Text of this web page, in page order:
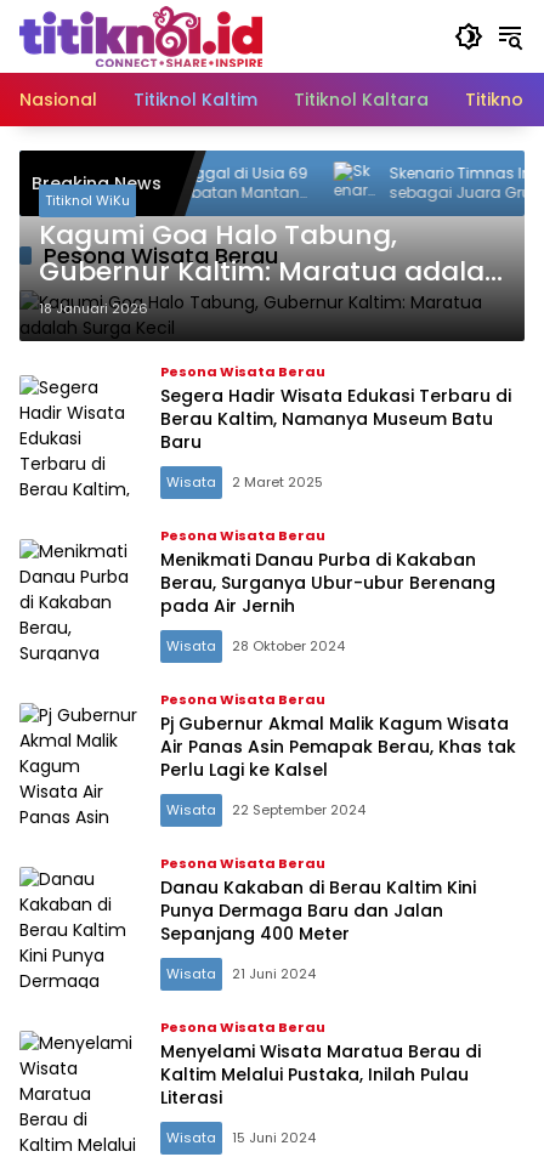
Langsung
konten
Nasional
Titiknol Kaltim Titiknol Kaltara Titiknol
Breaking News
Harahap: Meninggal di Usia 69
Berikut Riwayat Jabatan Mantan
Skenario Timnas
sebagai Juara Grup A Piala
Skuad Garuda Wajib
Pesona Wisata Berau
Titiknol WiKu
Kagumi Goa Halo Tabung,
Gubernur Kaltim: Maratua adalah
Surga Kecil
18 Januari 2026
Pesona Wisata Berau
Segera Hadir Wisata Edukasi Terbaru di
Berau Kaltim, Namanya Museum Batu
Baru
Wisata 2 Maret 2025
Pesona Wisata Berau
Menikmati Danau Purba di Kakaban
Berau, Surganya Ubur-ubur Berenang
pada Air Jernih
Wisata 28 Oktober 2024
Pesona Wisata Berau
Pj Gubernur Akmal Malik Kagum Wisata
Air Panas Asin Pemapak Berau, Khas tak
Perlu Lagi ke Kalsel
Wisata 22 September 2024
Pesona Wisata Berau
Danau Kakaban di Berau Kaltim Kini
Punya Dermaga Baru dan Jalan
Sepanjang 400 Meter
Wisata 21 Juni 2024
Pesona Wisata Berau
Menyelami Wisata Maratua Berau di
Kaltim Melalui Pustaka, Inilah Pulau
Literasi
Wisata 15 Juni 2024